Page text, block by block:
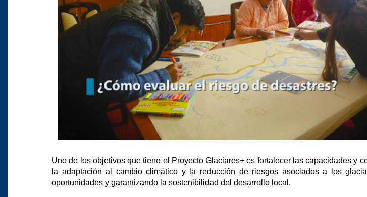
Uno de los objetivos que tiene el Proyecto Glaciares+ es fortalecer las capacidades y
la adaptación al cambio climático y la reducción de riesgos asociados a los
oportunidades y garantizando la sostenibilidad del desarrollo local.